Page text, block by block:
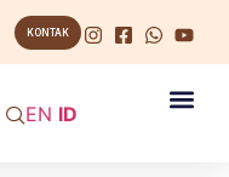
KONTAK
EN ID